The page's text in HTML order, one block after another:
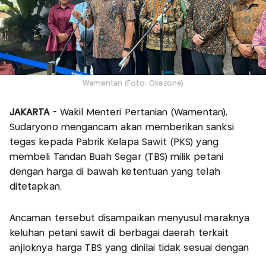
Wamentan (Foto: Okezone)
JAKARTA- Wakil Menteri Pertanian (Wamentan),
Sudaryono mengancam akan memberikan sanksi
tegas kepada Pabrik Kelapa Sawit (PKS) yang
membeli Tandan Buah Segar (TBS) milik petani
dengan harga di bawah ketentuan yang telah
ditetapkan.
Ancaman tersebut disampaikan menyusul maraknya
keluhan petani sawit di berbagai daerah terkait
anjloknya harga TBS yang dinilai tidak sesuai dengan